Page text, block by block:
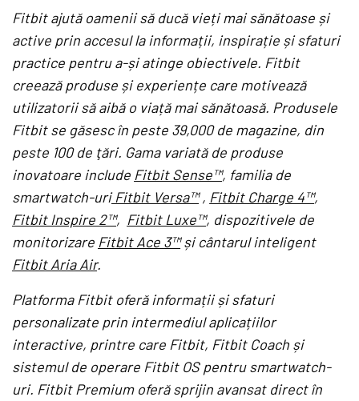
Fitbit ajută oamenii să ducă vieți mai sănătoase și
active prin accesul la informații, inspirație și sfaturi
practice pentru a-și atinge obiectivele. Fitbit
creează produse și experiențe care motivează
utilizatorii să aibă o viață mai sănătoasă. Produsele
Fitbit se găsesc în peste 39,000 de magazine, din
peste 100 de ţări. Gama variată de produse
inovatoare include Fitbit Sense™, familia de
smartwatch-uriFitbit Versa™, Fitbit Charge 4™,
Fitbit Inspire 2™, Fitbit Luxe™, dispozitivele de
monitorizare Fitbit Ace 3™ și cântarul inteligent
Fitbit Aria Air.
Platforma Fitbit oferă informații și sfaturi
personalizate prin intermediul aplicațiilor
interactive, printre care Fitbit, Fitbit Coach și
sistemul de operare Fitbit OS pentru smartwatch-
uri. Fitbit Premium oferă sprijin avansat direct în